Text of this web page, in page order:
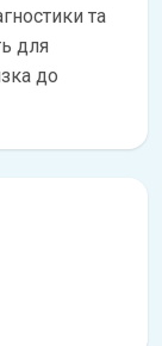
та
для
до